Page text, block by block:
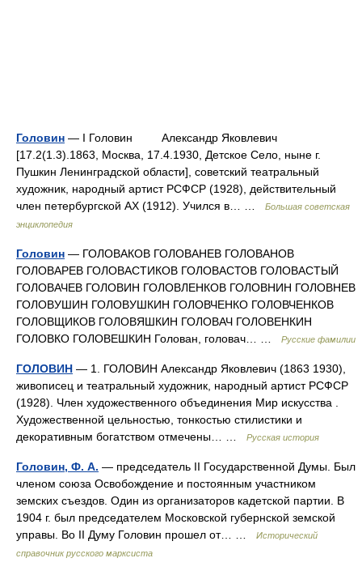
Головин — I Головин Александр Яковлевич
[17.2(1.3).1863, Москва, 17.4.1930, Детское Село, ныне г.
Пушкин Ленинградской области], советский театральный
художник, народный артист РСФСР (1928), действительный
член петербургской АХ (1912). Учился в… …
Большая советская
энциклопедия
Головин — ГОЛОВАКОВ ГОЛОВАНЕВ ГОЛОВАНОВ
ГОЛОВАРЕВ ГОЛОВАСТИКОВ ГОЛОВАСТОВ ГОЛОВАСТЫЙ
ГОЛОВАЧЕВ ГОЛОВИН ГОЛОВЛЕНКОВ ГОЛОВНИН ГОЛОВНЕВ
ГОЛОВУШИН ГОЛОВУШКИН ГОЛОВЧЕНКО ГОЛОВЧЕНКОВ
ГОЛОВЩИКОВ ГОЛОВЯШКИН ГОЛОВАЧ ГОЛОВЕНКИН
ГОЛОВКО ГОЛОВЕШКИН Голован, головач… …
Русские фамилии
ГОЛОВИН — 1. ГОЛОВИН Александр Яковлевич (1863 1930),
живописец и театральный художник, народный артист РСФСР
(1928). Член художественного объединения Мир искусства .
Художественной цельностью, тонкостью стилистики и
декоративным богатством отмечены… …
Русская история
Головин, Ф. А. — председатель II Государственной Думы. Был
членом союза Освобождение и постоянным участником
земских съездов. Один из организаторов кадетской партии. В
1904 г. был председателем Московской губернской земской
управы. Во II Думу Головин прошел от… …
Исторический
справочник русского марксиста